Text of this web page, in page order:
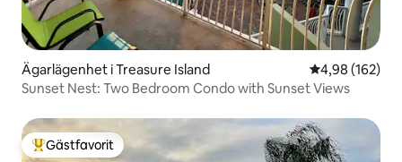
Ägarlägenhet i Treasure Island 4,98 av 5 i
4,98 (162)
Sunset Nest: Two Bedroom Condo with Sunset Views
Populär gästfavorit
Gästfavorit